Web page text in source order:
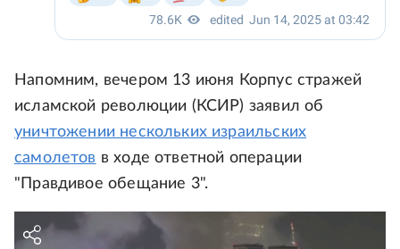
Напомним, вечером 13 июня Корпус стражей
исламской революции (КСИР) заявил об
уничтожении нескольких израильских
самолетов в ходе ответной операции
"Правдивое обещание 3".